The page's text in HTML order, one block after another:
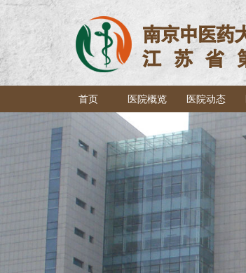
首页 医院概览 医院动态